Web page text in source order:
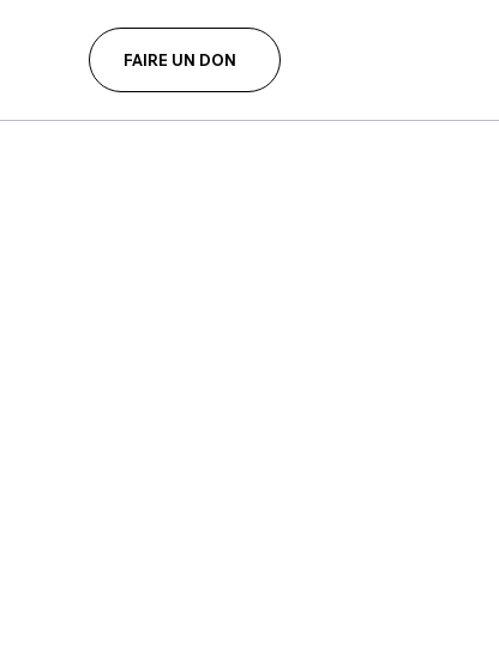
FAIRE UN DON